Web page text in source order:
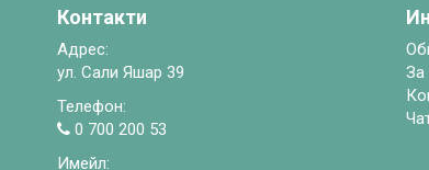
Контакти
Адрес:
ул. Сали Яшар 39
Телефон:
0 700 200 53
Имейл:
За